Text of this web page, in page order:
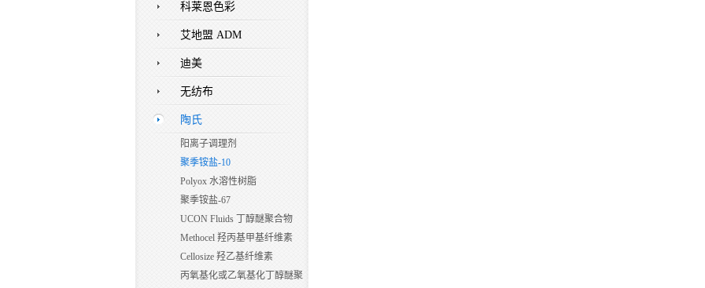
科莱恩色彩
艾地盟 ADM
迪美
无纺布
陶氏
阳离子调理剂
聚季铵盐-10
Polyox 水溶性树脂
聚季铵盐-67
UCON Fluids 丁醇醚聚合物
Methocel 羟丙基甲基纤维素
Cellosize 羟乙基纤维素
丙氧基化或乙氧基化丁醇醚聚